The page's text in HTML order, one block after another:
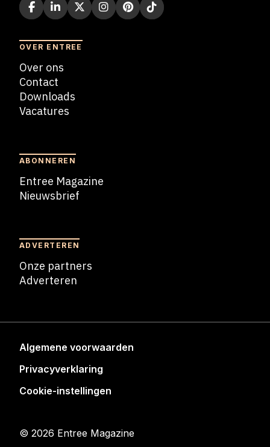
OVER ENTREE
Over ons
Contact
Downloads
Vacatures
ABONNEREN
Entree Magazine
Nieuwsbrief
ADVERTEREN
Onze partners
Adverteren
Algemene voorwaarden
Privacyverklaring
Cookie-instellingen
© 2026 Entree Magazine